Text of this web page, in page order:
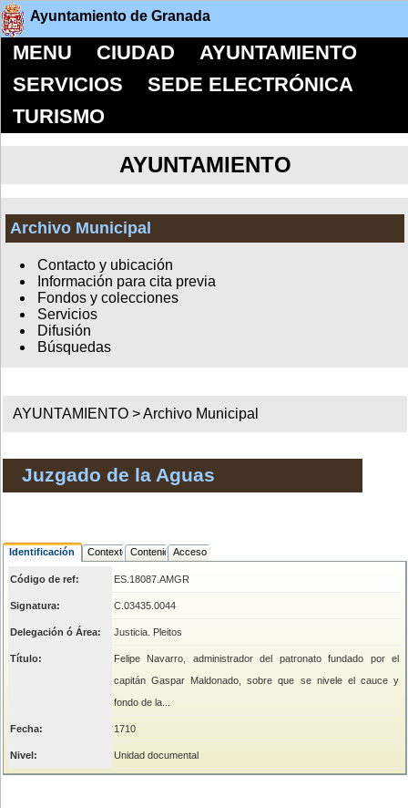
Ayuntamiento de Granada
MENU CIUDAD
AYUNTAMIENTO
SERVICIOS
SEDE ELECTRÓNICA
TURISMO
AYUNTAMIENTO
Archivo Municipal
Contacto y ubicación
Información para cita previa
Fondos y colecciones
Servicios
Difusión
Búsquedas
AYUNTAMIENTO >Archivo Municipal
Juzgado de la Aguas
Identificación Contexto ContenidoAcceso
Código de ref: ES.18087.AMGR
Signatura: C.03435.0044
Delegación ó Área: Justicia. Pleitos
Título:
Felipe Navarro, administrador del patronato fundado por el
capitán Gaspar Maldonado, sobre que se nivele el cauce y
fondo de la...
Fecha: 1710
Nivel: Unidad documental